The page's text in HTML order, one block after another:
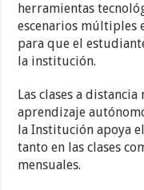
herramientas
escenarios múltiples
para que el
la institución.
Las clases a
aprendizaje
la Institución apoya
tanto en las clases
mensuales.